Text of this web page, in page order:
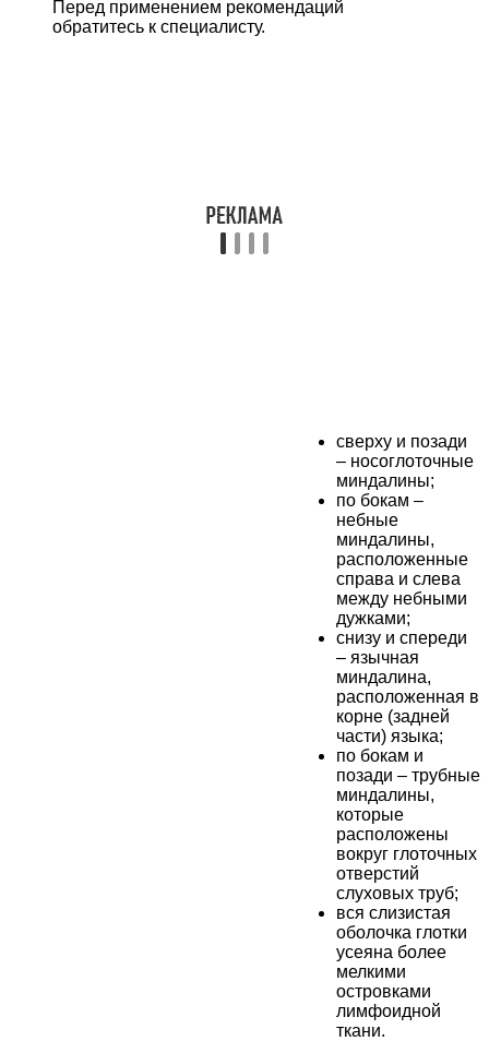
Перед применением рекомендаций
обратитесь к специалисту.
сверху и позади
– носоглоточные
миндалины;
по бокам –
небные
миндалины,
расположенные
справа и слева
между небными
дужками;
снизу и спереди
– язычная
миндалина,
расположенная в
корне (задней
части) языка;
по бокам и
позади – трубные
миндалины,
которые
расположены
вокруг глоточных
отверстий
слуховых труб;
вся слизистая
оболочка глотки
усеяна более
мелкими
островками
лимфоидной
ткани.